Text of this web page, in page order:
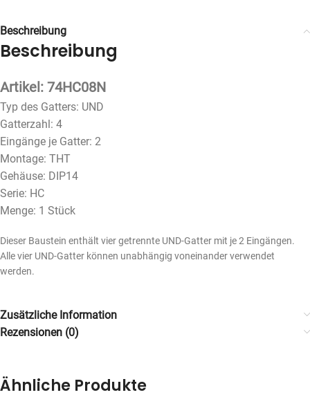
Beschreibung
Beschreibung
Artikel: 74HC08N
Typ des Gatters: UND
Gatterzahl: 4
Eingänge je Gatter: 2
Montage: THT
Gehäuse: DIP14
Serie: HC
Menge: 1 Stück
Dieser Baustein enthält vier getrennte UND-Gatter mit je 2 Eingängen.
Alle vier UND-Gatter können unabhängig voneinander verwendet
werden.
Zusätzliche Information
Rezensionen (0)
Ähnliche Produkte